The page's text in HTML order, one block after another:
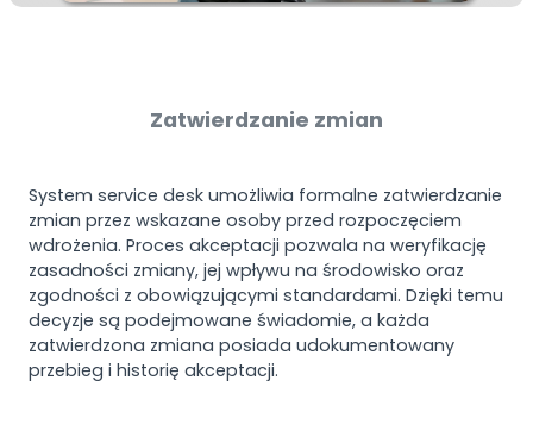
Zatwierdzanie zmian
System service desk umożliwia formalne zatwierdzanie
zmian przez wskazane osoby przed rozpoczęciem
wdrożenia. Proces akceptacji pozwala na weryfikację
zasadności zmiany, jej wpływu na środowisko oraz
zgodności z obowiązującymi standardami. Dzięki temu
decyzje są podejmowane świadomie, a każda
zatwierdzona zmiana posiada udokumentowany
przebieg i historię akceptacji.